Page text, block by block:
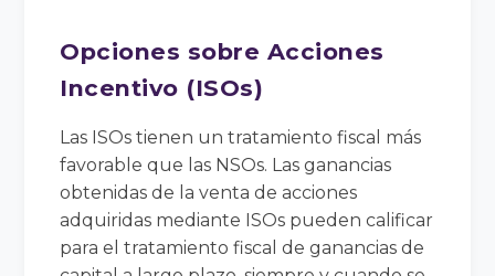
Opciones sobre Acciones
Incentivo (ISOs)
Las ISOs tienen un tratamiento fiscal más
favorable que las NSOs. Las ganancias
obtenidas de la venta de acciones
adquiridas mediante ISOs pueden calificar
para el tratamiento fiscal de ganancias de